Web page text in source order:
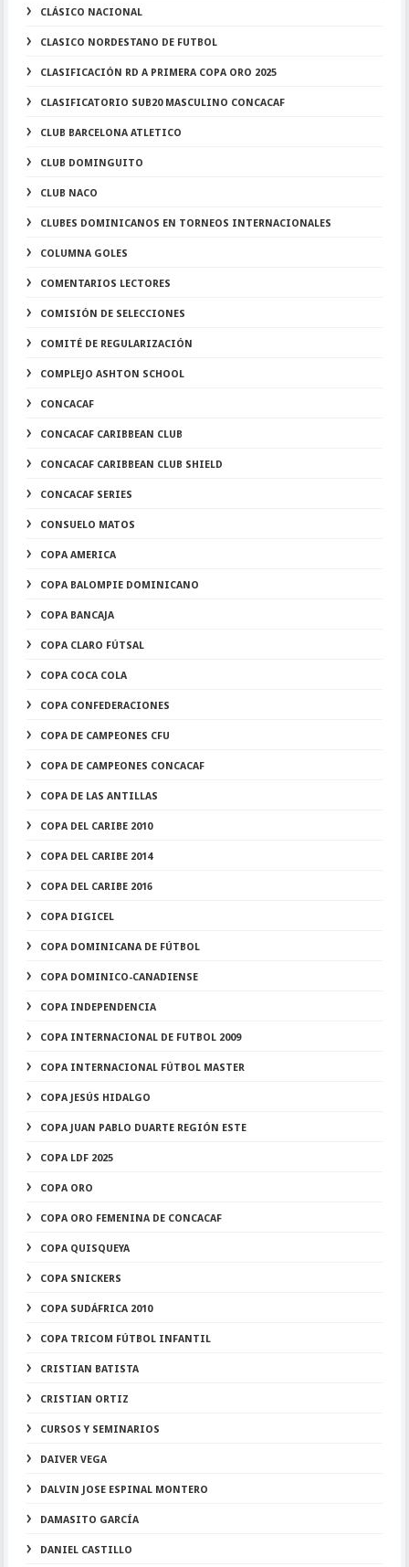
CLÁSICO NACIONAL
CLASICO NORDESTANO DE FUTBOL
CLASIFICACIÓN RD A PRIMERA COPA ORO 2025
CLASIFICATORIO SUB20 MASCULINO CONCACAF
CLUB BARCELONA ATLETICO
CLUB DOMINGUITO
CLUB NACO
CLUBES DOMINICANOS EN TORNEOS INTERNACIONALES
COLUMNA GOLES
COMENTARIOS LECTORES
COMISIÓN DE SELECCIONES
COMITÉ DE REGULARIZACIÓN
COMPLEJO ASHTON SCHOOL
CONCACAF
CONCACAF CARIBBEAN CLUB
CONCACAF CARIBBEAN CLUB SHIELD
CONCACAF SERIES
CONSUELO MATOS
COPA AMERICA
COPA BALOMPIE DOMINICANO
COPA BANCAJA
COPA CLARO FÚTSAL
COPA COCA COLA
COPA CONFEDERACIONES
COPA DE CAMPEONES CFU
COPA DE CAMPEONES CONCACAF
COPA DE LAS ANTILLAS
COPA DEL CARIBE 2010
COPA DEL CARIBE 2014
COPA DEL CARIBE 2016
COPA DIGICEL
COPA DOMINICANA DE FÚTBOL
COPA DOMINICO-CANADIENSE
COPA INDEPENDENCIA
COPA INTERNACIONAL DE FUTBOL 2009
COPA INTERNACIONAL FÚTBOL MASTER
COPA JESÚS HIDALGO
COPA JUAN PABLO DUARTE REGIÓN ESTE
COPA LDF 2025
COPA ORO
COPA ORO FEMENINA DE CONCACAF
COPA QUISQUEYA
COPA SNICKERS
COPA SUDÁFRICA 2010
COPA TRICOM FÚTBOL INFANTIL
CRISTIAN BATISTA
CRISTIAN ORTIZ
CURSOS Y SEMINARIOS
DAIVER VEGA
DALVIN JOSE ESPINAL MONTERO
DAMASITO GARCÍA
DANIEL CASTILLO